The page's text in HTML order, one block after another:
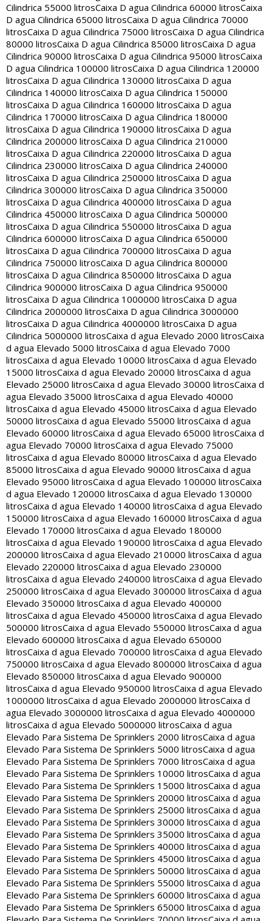
Cilindrica 55000 litrosCaixa D agua Cilindrica 60000 litrosCaixa
D agua Cilindrica 65000 litrosCaixa D agua Cilindrica 70000
litrosCaixa D agua Cilindrica 75000 litrosCaixa D agua Cilindrica
80000 litrosCaixa D agua Cilindrica 85000 litrosCaixa D agua
Cilindrica 90000 litrosCaixa D agua Cilindrica 95000 litrosCaixa
D agua Cilindrica 100000 litrosCaixa D agua Cilindrica 120000
litrosCaixa D agua Cilindrica 130000 litrosCaixa D agua
Cilindrica 140000 litrosCaixa D agua Cilindrica 150000
litrosCaixa D agua Cilindrica 160000 litrosCaixa D agua
Cilindrica 170000 litrosCaixa D agua Cilindrica 180000
litrosCaixa D agua Cilindrica 190000 litrosCaixa D agua
Cilindrica 200000 litrosCaixa D agua Cilindrica 210000
litrosCaixa D agua Cilindrica 220000 litrosCaixa D agua
Cilindrica 230000 litrosCaixa D agua Cilindrica 240000
litrosCaixa D agua Cilindrica 250000 litrosCaixa D agua
Cilindrica 300000 litrosCaixa D agua Cilindrica 350000
litrosCaixa D agua Cilindrica 400000 litrosCaixa D agua
Cilindrica 450000 litrosCaixa D agua Cilindrica 500000
litrosCaixa D agua Cilindrica 550000 litrosCaixa D agua
Cilindrica 600000 litrosCaixa D agua Cilindrica 650000
litrosCaixa D agua Cilindrica 700000 litrosCaixa D agua
Cilindrica 750000 litrosCaixa D agua Cilindrica 800000
litrosCaixa D agua Cilindrica 850000 litrosCaixa D agua
Cilindrica 900000 litrosCaixa D agua Cilindrica 950000
litrosCaixa D agua Cilindrica 1000000 litrosCaixa D agua
Cilindrica 2000000 litrosCaixa D agua Cilindrica 3000000
litrosCaixa D agua Cilindrica 4000000 litrosCaixa D agua
Cilindrica 5000000 litrosCaixa d agua Elevado 2000 litrosCaixa
d agua Elevado 5000 litrosCaixa d agua Elevado 7000
litrosCaixa d agua Elevado 10000 litrosCaixa d agua Elevado
15000 litrosCaixa d agua Elevado 20000 litrosCaixa d agua
Elevado 25000 litrosCaixa d agua Elevado 30000 litrosCaixa d
agua Elevado 35000 litrosCaixa d agua Elevado 40000
litrosCaixa d agua Elevado 45000 litrosCaixa d agua Elevado
50000 litrosCaixa d agua Elevado 55000 litrosCaixa d agua
Elevado 60000 litrosCaixa d agua Elevado 65000 litrosCaixa d
agua Elevado 70000 litrosCaixa d agua Elevado 75000
litrosCaixa d agua Elevado 80000 litrosCaixa d agua Elevado
85000 litrosCaixa d agua Elevado 90000 litrosCaixa d agua
Elevado 95000 litrosCaixa d agua Elevado 100000 litrosCaixa
d agua Elevado 120000 litrosCaixa d agua Elevado 130000
litrosCaixa d agua Elevado 140000 litrosCaixa d agua Elevado
150000 litrosCaixa d agua Elevado 160000 litrosCaixa d agua
Elevado 170000 litrosCaixa d agua Elevado 180000
litrosCaixa d agua Elevado 190000 litrosCaixa d agua Elevado
200000 litrosCaixa d agua Elevado 210000 litrosCaixa d agua
Elevado 220000 litrosCaixa d agua Elevado 230000
litrosCaixa d agua Elevado 240000 litrosCaixa d agua Elevado
250000 litrosCaixa d agua Elevado 300000 litrosCaixa d agua
Elevado 350000 litrosCaixa d agua Elevado 400000
litrosCaixa d agua Elevado 450000 litrosCaixa d agua Elevado
500000 litrosCaixa d agua Elevado 550000 litrosCaixa d agua
Elevado 600000 litrosCaixa d agua Elevado 650000
litrosCaixa d agua Elevado 700000 litrosCaixa d agua Elevado
750000 litrosCaixa d agua Elevado 800000 litrosCaixa d agua
Elevado 850000 litrosCaixa d agua Elevado 900000
litrosCaixa d agua Elevado 950000 litrosCaixa d agua Elevado
1000000 litrosCaixa d agua Elevado 2000000 litrosCaixa d
agua Elevado 3000000 litrosCaixa d agua Elevado 4000000
litrosCaixa d agua Elevado 5000000 litrosCaixa d agua
Elevado Para Sistema De Sprinklers 2000 litrosCaixa d agua
Elevado Para Sistema De Sprinklers 5000 litrosCaixa d agua
Elevado Para Sistema De Sprinklers 7000 litrosCaixa d agua
Elevado Para Sistema De Sprinklers 10000 litrosCaixa d agua
Elevado Para Sistema De Sprinklers 15000 litrosCaixa d agua
Elevado Para Sistema De Sprinklers 20000 litrosCaixa d agua
Elevado Para Sistema De Sprinklers 25000 litrosCaixa d agua
Elevado Para Sistema De Sprinklers 30000 litrosCaixa d agua
Elevado Para Sistema De Sprinklers 35000 litrosCaixa d agua
Elevado Para Sistema De Sprinklers 40000 litrosCaixa d agua
Elevado Para Sistema De Sprinklers 45000 litrosCaixa d agua
Elevado Para Sistema De Sprinklers 50000 litrosCaixa d agua
Elevado Para Sistema De Sprinklers 55000 litrosCaixa d agua
Elevado Para Sistema De Sprinklers 60000 litrosCaixa d agua
Elevado Para Sistema De Sprinklers 65000 litrosCaixa d agua